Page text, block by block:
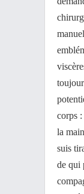
corps
la
suis
de qui